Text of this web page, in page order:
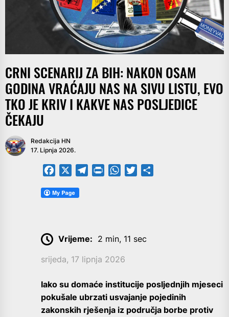
CRNI SCENARIJ ZA BIH: NAKON OSAM
GODINA VRAĆAJU NAS NA SIVU LISTU, EVO
TKO JE KRIV I KAKVE NAS POSLJEDICE
ČEKAJU
Redakcija HN
17. Lipnja 2026.
Facebook TelegramPrintFriendly
WhatsApp
Twitter
Vrijeme: 2 min, 11 sec
srijeda, 17 lipnja 2026
Iako su domaće institucije posljednjih mjeseci
pokušale ubrzati usvajanje pojedinih
zakonskih rješenja iz područja borbe protiv